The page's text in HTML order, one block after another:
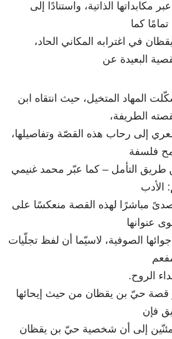
الذاتية، واستنادًا إلى
كما
في اغترابه المكاني الحاد،
البعيدة عن
المهاد المتخيل، حيث انتقاه ابن
الطريفة،
إلى رحاب هذه القصّة وتفاصيلها،
فلسفة
طريق التأمل – كما عبّر محمد غنيمي
الأدب
صدىً مباشرًا لهذه القصة منعكسًا على
عنوانها
الصوفية، لاسيّما أن لفظ تجلّيات
الروح.
قصة حيّ بن يقظان من حيث إيحائها
فإن
إلى أن شخصية حيّ بن يقظان